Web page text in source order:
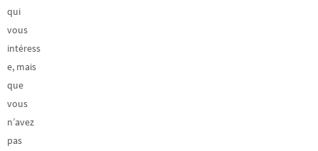
qui
vous
intéress
e, mais
que
vous
n’avez
pas